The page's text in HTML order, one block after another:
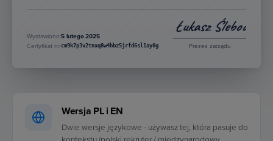
Wystawiono:5 lutego 2025
Certyfikat nr:cm9k7p3v2tnxq8w4hbz5jrfd6sl1ay0g
Łukasz Śleboda
Prezes zarządu
Wersja PL i EN
Dwie wersje językowe - używasz tej, która pasuje do